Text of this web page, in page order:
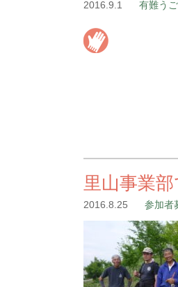
2016.9.1 有難う
里山事業
2016.8.25 参加者